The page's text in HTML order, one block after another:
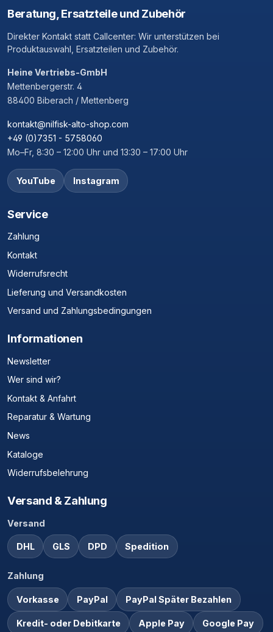
Beratung, Ersatzteile und Zubehör
Direkter Kontakt statt Callcenter: Wir unterstützen bei
Produktauswahl, Ersatzteilen und Zubehör.
Heine Vertriebs-GmbH
Mettenbergerstr. 4
88400 Biberach / Mettenberg
kontakt@nilfisk-alto-shop.com
+49 (0)7351 - 5758060
Mo–Fr, 8:30 – 12:00 Uhr und 13:30 – 17:00 Uhr
YouTube Instagram
Service
Zahlung
Kontakt
Widerrufsrecht
Lieferung und Versandkosten
Versand und Zahlungsbedingungen
Informationen
Newsletter
Wer sind wir?
Kontakt & Anfahrt
Reparatur & Wartung
News
Kataloge
Widerrufsbelehrung
Versand & Zahlung
Versand
DHL GLS DPD Spedition
Zahlung
Vorkasse PayPal PayPal Später Bezahlen
Kredit- oder Debitkarte Apple Pay Google Pay